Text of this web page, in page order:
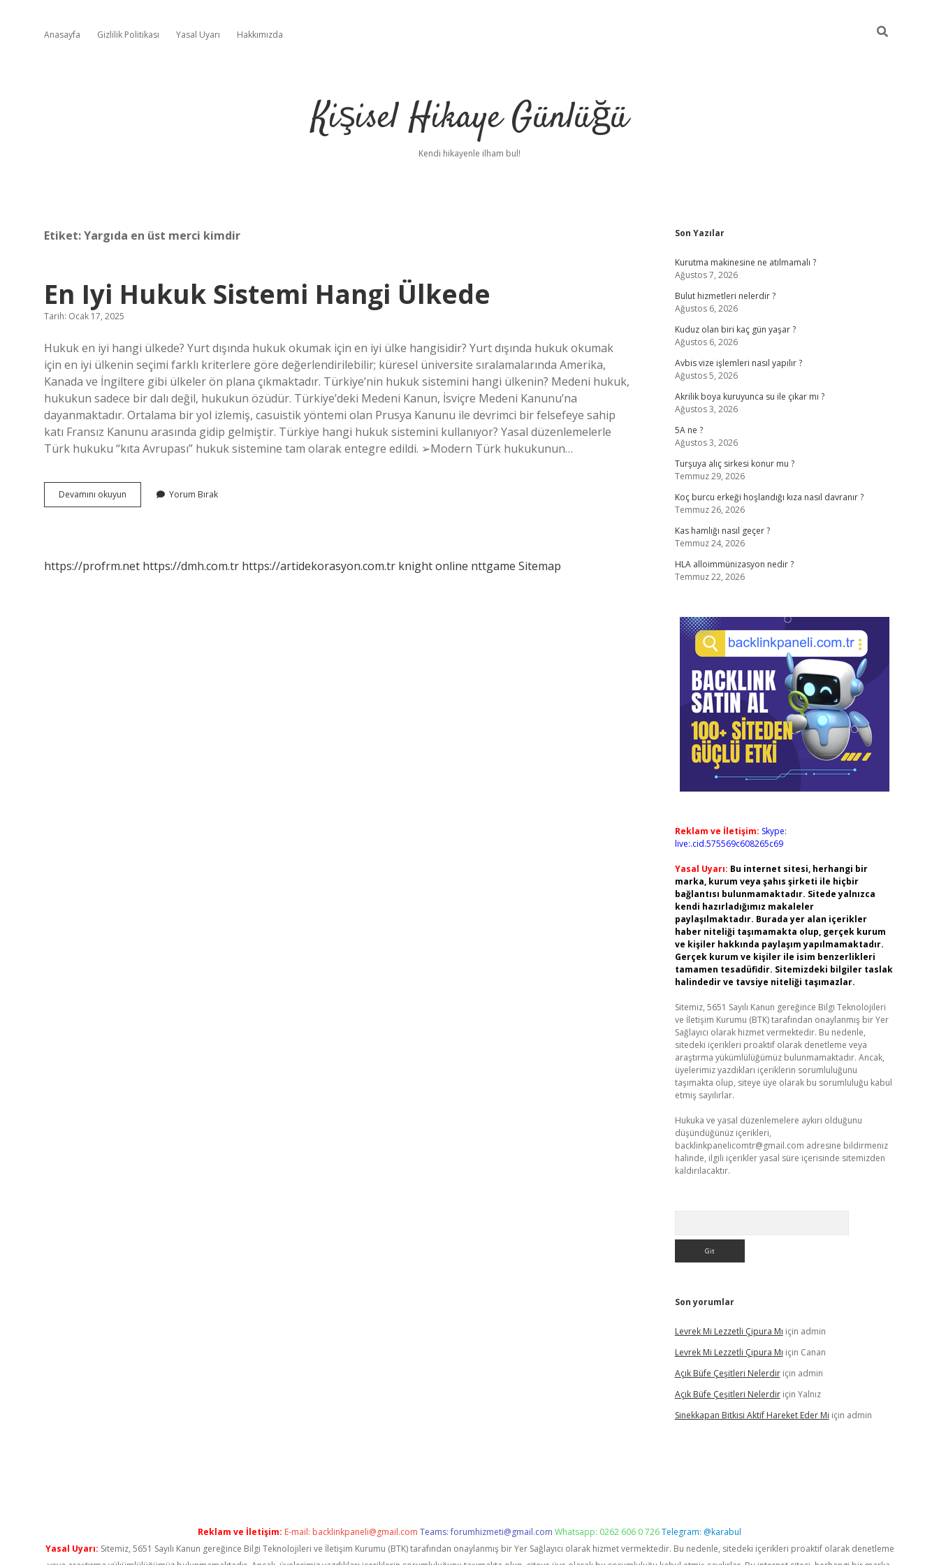
Anasayfa Gizlilik Politikası Yasal Uyarı Hakkımızda
Kişisel Hikaye Günlüğü
Kendi hikayenle ilham bul!
Etiket:Yargıda en üst merci kimdir
En Iyi Hukuk Sistemi Hangi Ülkede
Tarih: Ocak 17, 2025
Hukuk en iyi hangi ülkede? Yurt dışında hukuk okumak için en iyi ülke hangisidir? Yurt dışında hukuk okumak
için en iyi ülkenin seçimi farklı kriterlere göre değerlendirilebilir; küresel üniversite sıralamalarında Amerika,
Kanada ve İngiltere gibi ülkeler ön plana çıkmaktadır. Türkiye’nin hukuk sistemini hangi ülkenin? Medeni hukuk,
hukukun sadece bir dalı değil, hukukun özüdür. Türkiye’deki Medeni Kanun, İsviçre Medeni Kanunu’na
dayanmaktadır. Ortalama bir yol izlemiş, casuistik yöntemi olan Prusya Kanunu ile devrimci bir felsefeye sahip
katı Fransız Kanunu arasında gidip gelmiştir. Türkiye hangi hukuk sistemini kullanıyor? Yasal düzenlemelerle
Türk hukuku “kıta Avrupası” hukuk sistemine tam olarak entegre edildi. ➢Modern Türk hukukunun…
Devamını okuyun
Iyi
Yorum Bırak
https://profrm.net https://dmh.com.tr https://artidekorasyon.com.tr knight online nttgame Sitemap
Sidebar
Son Yazılar
Kurutma makinesine ne atılmamalı ?
Ağustos 7, 2026
Bulut hizmetleri nelerdir ?
Ağustos 6, 2026
Kuduz olan biri kaç gün yaşar ?
Ağustos 6, 2026
Avbis vize işlemleri nasıl yapılır ?
Ağustos 5, 2026
Akrilik boya kuruyunca su ile çıkar mı ?
Ağustos 3, 2026
5A ne ?
Ağustos 3, 2026
Turşuya alıç sirkesi konur mu ?
Temmuz 29, 2026
Koç burcu erkeği hoşlandığı kıza nasıl davranır ?
Temmuz 26, 2026
Kas hamlığı nasıl geçer ?
Temmuz 24, 2026
HLA alloimmünizasyon nedir ?
Temmuz 22, 2026
Reklam ve İletişim: Skype:
live:.cid.575569c608265c69
Yasal Uyarı: Bu internet sitesi, herhangi bir
marka, kurum veya şahıs şirketi ile hiçbir
bağlantısı bulunmamaktadır. Sitede yalnızca
kendi hazırladığımız makaleler
paylaşılmaktadır. Burada yer alan içerikler
haber niteliği taşımamakta olup, gerçek kurum
ve kişiler hakkında paylaşım yapılmamaktadır.
Gerçek kurum ve kişiler ile isim benzerlikleri
tamamen tesadüfidir. Sitemizdeki bilgiler taslak
halindedir ve tavsiye niteliği taşımazlar.
Sitemiz, 5651 Sayılı Kanun gereğince Bilgi Teknolojileri
ve İletişim Kurumu (BTK) tarafından onaylanmış bir Yer
Sağlayıcı olarak hizmet vermektedir. Bu nedenle,
sitedeki içerikleri proaktif olarak denetleme veya
araştırma yükümlülüğümüz bulunmamaktadır. Ancak,
üyelerimiz yazdıkları içeriklerin sorumluluğunu
taşımakta olup, siteye üye olarak bu sorumluluğu kabul
etmiş sayılırlar.
Hukuka ve yasal düzenlemelere aykırı olduğunu
düşündüğünüz içerikleri,
backlinkpanelicomtr@gmail.com adresine bildirmeniz
halinde, ilgili içerikler yasal süre içerisinde sitemizden
kaldırılacaktır.
Son yorumlar
Levrek Mi Lezzetli Çipura Mı için admin
Levrek Mi Lezzetli Çipura Mı için Canan
Açık Büfe Çeşitleri Nelerdiriçin admin
Açık Büfe Çeşitleri Nelerdiriçin Yalnız
Sinekkapan Bitkisi Aktif Hareket Eder Mi için admin
Reklam ve İletişim: E-mail: backlinkpaneli@gmail.com Teams:forumhizmeti@gmail.com Whatsapp: 0262 606 0 726Telegram: @karabul
Yasal Uyarı: Sitemiz, 5651 Sayılı Kanun gereğince Bilgi Teknolojileri ve İletişim Kurumu (BTK) tarafından onaylanmış bir Yer Sağlayıcı olarak hizmet vermektedir. Bu nedenle, sitedeki içerikleri proaktif olarak denetleme